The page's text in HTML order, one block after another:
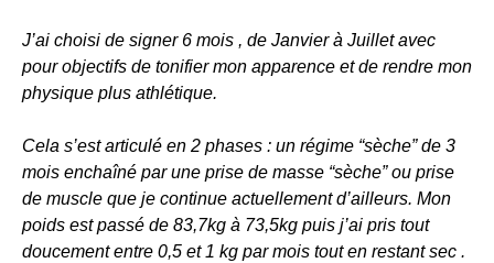
J’ai choisi de signer 6 mois , de Janvier à Juillet avec
pour objectifs de tonifier mon apparence et de rendre mon
physique plus athlétique.
Cela s’est articulé en 2 phases : un régime “sèche” de 3
mois enchaîné par une prise de masse “sèche” ou prise
de muscle que je continue actuellement d’ailleurs. Mon
poids est passé de 83,7kg à 73,5kg puis j’ai pris tout
doucement entre 0,5 et 1 kg par mois tout en restant sec .